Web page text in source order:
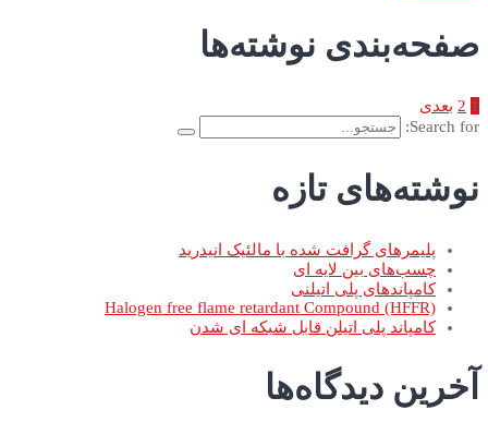
صفحه‌بندی نوشته‌ها
1
2 بعدی
Search for:
نوشته‌های تازه
پلیمرهای گرافت شده با مالئیک انیدرید
چسب‌های بین لایه ای
کامپاندهای پلی اتیلنی
Halogen free flame retardant Compound (HFFR)
کامپاند پلی اتیلن قابل شبکه ای شدن
آخرین دیدگاه‌ها